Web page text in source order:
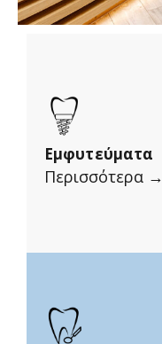
Εμφυτεύματα
Περισσότερα →